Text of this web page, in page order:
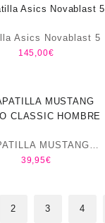
Asics Novablast 5
145,00€
MUSTANG
CLASSIC HOMBRE
39,95€
2 3 4